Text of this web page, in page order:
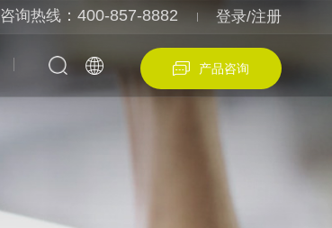
登录/注册
咨询热线：400-857-8882
产品咨询